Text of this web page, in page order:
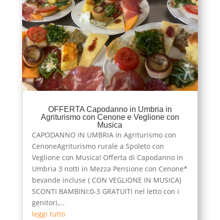
OFFERTA Capodanno in Umbria in
Agriturismo con Cenone e Veglione con
Musica
CAPODANNO IN UMBRIA in Agriturismo con
CenoneAgriturismo rurale a Spoleto con
Veglione con Musica! Offerta di Capodanno in
Umbria 3 notti in Mezza Pensione con Cenone*
bevande incluse ( CON VEGLIONE IN MUSICA)
SCONTI BAMBINI:0-3 GRATUITI nel letto con i
genitori,...
leggi tutto